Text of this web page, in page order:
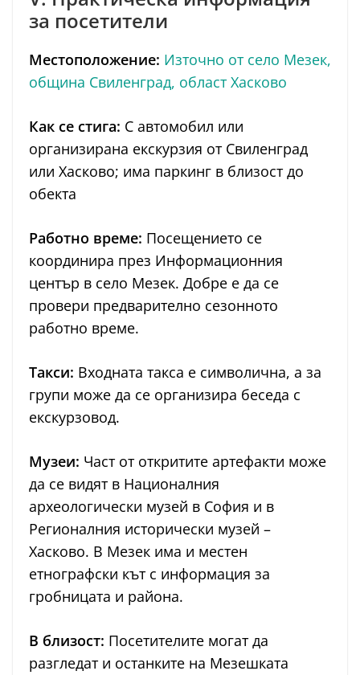
за посетители
Местоположение: Източно от село Мезек,
община Свиленград, област Хасково
Как се стига: С автомобил или
организирана екскурзия от Свиленград
или Хасково; има паркинг в близост до
обекта
Работно време: Посещението се
координира през Информационния
център в село Мезек. Добре е да се
провери предварително сезонното
работно време.
Такси: Входната такса е символична, а за
групи може да се организира беседа с
екскурзовод.
Музеи: Част от откритите артефакти може
да се видят в Националния
археологически музей в София и в
Регионалния исторически музей –
Хасково. В Мезек има и местен
етнографски кът с информация за
гробницата и района.
В близост: Посетителите могат да
разгледат и останките на Мезешката